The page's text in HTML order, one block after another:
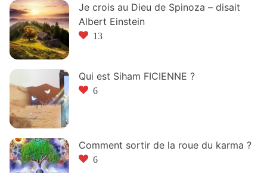
Je crois au Dieu de Spinoza – disait
Albert Einstein
13
Qui est Siham FICIENNE ?
6
Comment sortir de la roue du karma ?
6